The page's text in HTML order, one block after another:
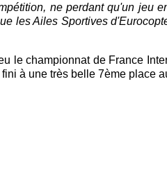
ne perdant qu'un jeu
les Ailes Sportives
le championnat de France
à une très belle 7ème place